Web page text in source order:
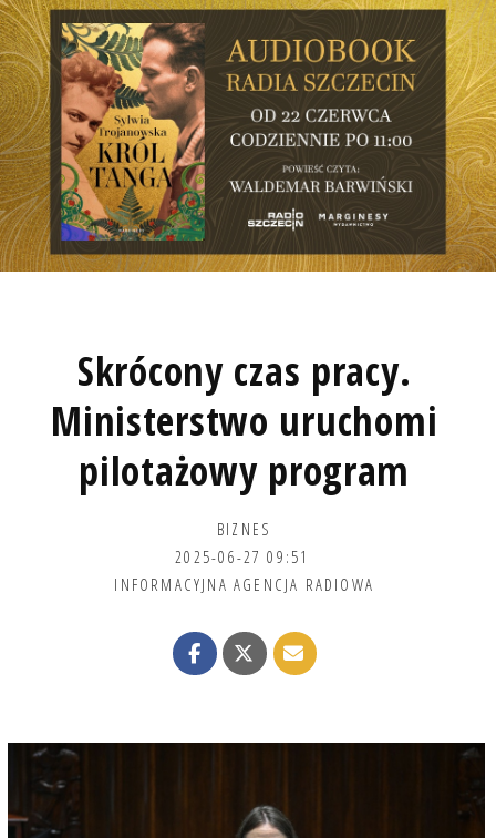
Skrócony czas pracy.
Ministerstwo uruchomi
pilotażowy program
BIZNES
2025-06-27 09:51
INFORMACYJNA AGENCJA RADIOWA